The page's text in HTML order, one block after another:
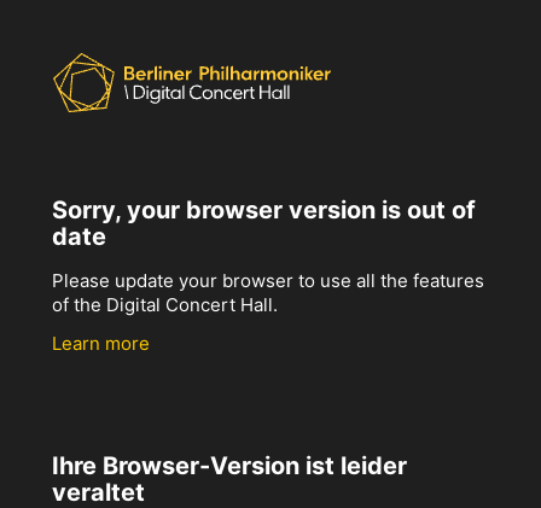
Sorry, your browser version is out of
date
Please update your browser to use all the features
of the Digital Concert Hall.
Learn more
Ihre Browser-Version ist leider
veraltet